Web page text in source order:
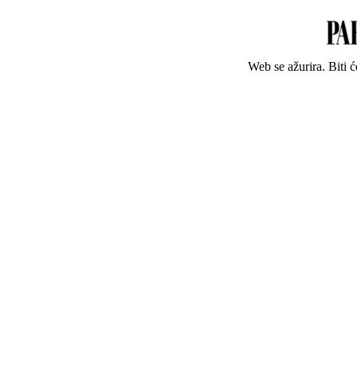
Web se ažurira. Biti